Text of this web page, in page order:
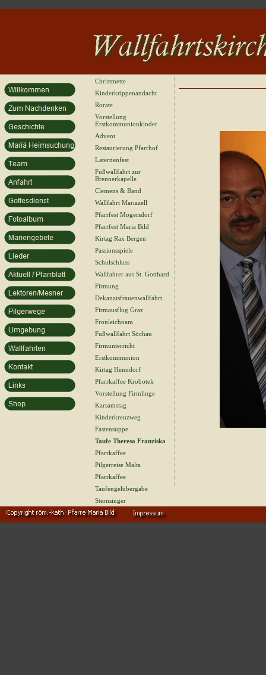
Christmette
Kinderkrippenandacht
Rorate
Vorstellung
Erstkommunionkinder
Advent
Restaurierung Pfarrhof
Laternenfest
Fußwallfahrt zur
Brennerkapelle
Clemens & Band
Wallfahrt Mariazell
Pfarrfest Mogersdorf
Pfarrfest Maria Bild
Kirtag Rax Bergen
Passionsspiele
Schulschluss
Wallfahrer aus St. Gotthard
Firmung
Dekanatsfrauenwallfahrt
Firmausflug Graz
Fronleichnam
Fußwallfahrt Söchau
Firmunterricht
Erstkommunion
Kirtag Henndorf
Pfarrkaffee Krobotek
Vorstellung Firmlinge
Karsamstag
Kinderkreuzweg
Fastensuppe
Taufe Theresa Franziska
Pfarrkaffee
Pilgerreise Malta
Pfarrkaffee
Taufengelübergabe
Sternsinger